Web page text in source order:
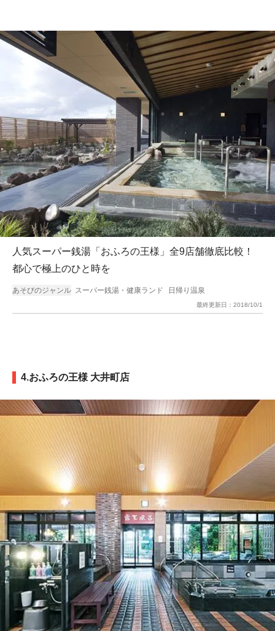
人気スーパー銭湯「おふろの王様」全9店舗徹底比較！
都心で極上のひと時を
あそびのジャンル スーパー銭湯・健康ランド 日帰り温泉
最終更新日： 2018/10/1
4.おふろの王様 大井町店